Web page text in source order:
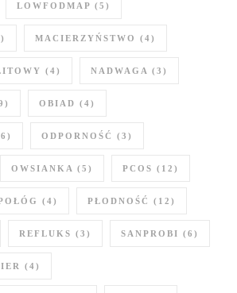
LOWFODMAP (5)
MACIERZYŃSTWO (4)
(4) NADWAGA (3)
OBIAD (4)
ODPORNOŚĆ (3)
OWSIANKA (5) PCOS (12)
(4) PŁODNOŚĆ (12)
REFLUKS (3) SANPROBI (6)
(4)